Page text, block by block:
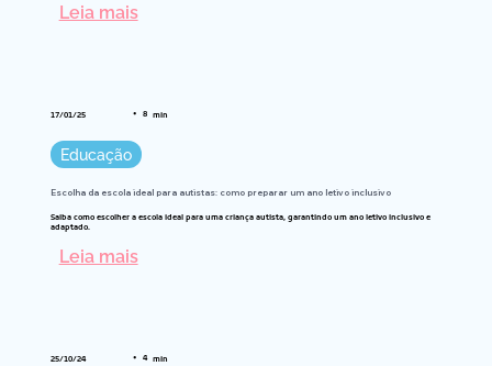
Leia mais
17/01/25 • 8 min
Educação
Escolha da escola ideal para autistas: como preparar um ano letivo inclusivo
Saiba como escolher a escola ideal para uma criança autista, garantindo um ano letivo inclusivo e
adaptado.
Leia mais
25/10/24 • 4 min